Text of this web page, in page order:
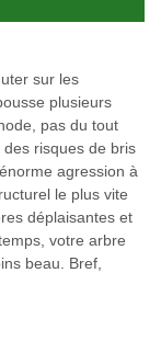
sur les
plusieurs
pas du tout
risques de bris
agression à
le plus vite
déplaisantes et
votre arbre
beau. Bref,